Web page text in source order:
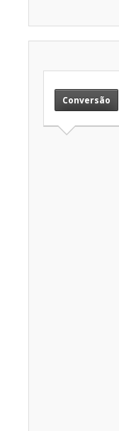
Conversão